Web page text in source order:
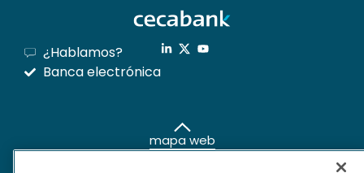
¿Hablamos?
Banca electrónica
mapa web